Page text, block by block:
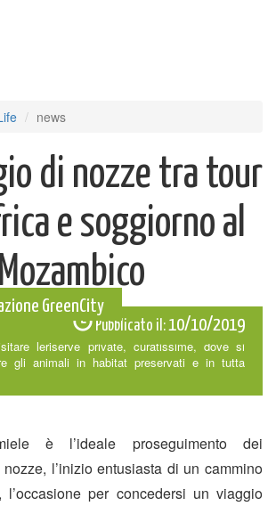
news
di nozze tra tour
e soggiorno al
Pubblicato il:10/10/2019
GreenCity
leriserve private, curatissime, dove si
gli animali in habitat preservati e in tutta
è l’ideale proseguimento dei
l’inizio entusiasta di un cammino
per concedersi un viaggio